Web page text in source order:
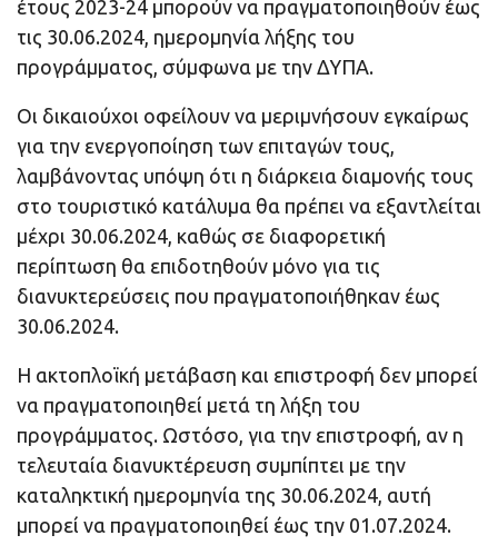
έτους 2023-24 μπορούν να πραγματοποιηθούν έως
τις 30.06.2024, ημερομηνία λήξης του
προγράμματος, σύμφωνα με την ΔΥΠΑ.
Οι δικαιούχοι οφείλουν να μεριμνήσουν εγκαίρως
για την ενεργοποίηση των επιταγών τους,
λαμβάνοντας υπόψη ότι η διάρκεια διαμονής τους
στο τουριστικό κατάλυμα θα πρέπει να εξαντλείται
μέχρι 30.06.2024, καθώς σε διαφορετική
περίπτωση θα επιδοτηθούν μόνο για τις
διανυκτερεύσεις που πραγματοποιήθηκαν έως
30.06.2024.
Η ακτοπλοϊκή μετάβαση και επιστροφή δεν μπορεί
να πραγματοποιηθεί μετά τη λήξη του
προγράμματος. Ωστόσο, για την επιστροφή, αν η
τελευταία διανυκτέρευση συμπίπτει με την
καταληκτική ημερομηνία της 30.06.2024, αυτή
μπορεί να πραγματοποιηθεί έως την 01.07.2024.